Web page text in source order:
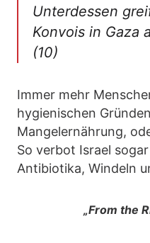
Unterdessen
Konvois in Gaza
(10)
Immer mehr
hygienischen
Mangelernährung,
So verbot Israel
Antibiotika, Windeln
„From the